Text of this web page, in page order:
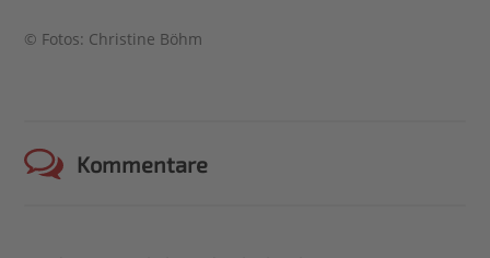
© Fotos: Christine Böhm
Kommentare